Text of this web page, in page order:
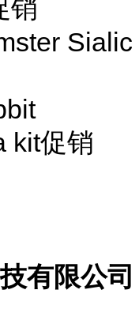
销
Sialic
kit促销
有限公司